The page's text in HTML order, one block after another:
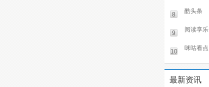
8 酷头条
9 阅读享乐
10 咪咕看点
最新资讯